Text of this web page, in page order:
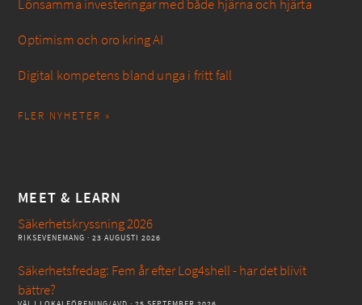
Lönsamma investeringar med både hjärna och hjärta
Optimism och oro kring AI
Digital kompetens bland unga i fritt fall
FLER NYHETER »
MEET & LEARN
Säkerhetskryssning 2026
RIKSEVENEMANG · 23 AUGUSTI 2026
Säkerhetsfredag: Fem år efter Log4shell - har det blivit
bättre?